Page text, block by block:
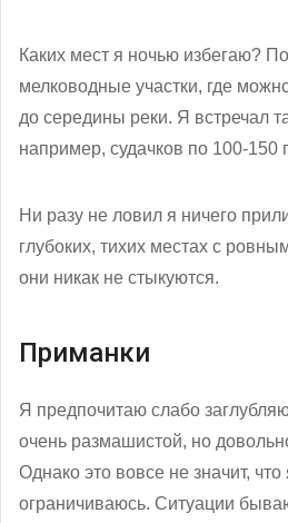
Каких мест я ночью избегаю?
мелководные участки, где
до середины реки. Я встречал
например, судачков по 100-150
Ни разу не ловил я ничего
глубоких, тихих местах с
они никак не стыкуются.
Приманки
Я предпочитаю слабо
очень размашистой, но
Однако это вовсе не значит,
ограничиваюсь. Ситуации